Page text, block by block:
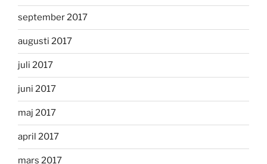
september 2017
augusti 2017
juli 2017
juni 2017
maj 2017
april 2017
mars 2017